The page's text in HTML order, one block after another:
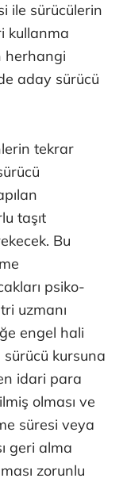
ile sürücülerin
kullanma
herhangi
aday sürücü
tekrar
taşıt
Bu
psiko-
uzmanı
engel hali
sürücü kursuna
idari para
olması ve
süresi veya
geri alma
zorunlu